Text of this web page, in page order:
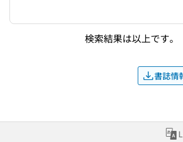
検索結果は以上です。
書誌情